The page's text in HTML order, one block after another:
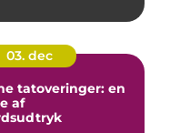
03. dec
tatoveringer: en
af